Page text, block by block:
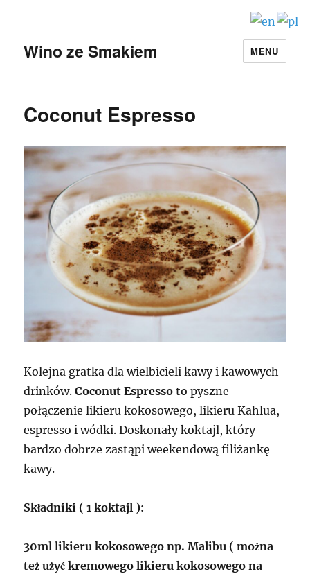
Wino ze Smakiem MENU
Coconut Espresso
Kolejna gratka dla wielbicieli kawy i kawowych
drinków.Coconut Espresso to pyszne
połączenie likieru kokosowego, likieru Kahlua,
espresso i wódki. Doskonały koktajl, który
bardzo dobrze zastąpi weekendową filiżankę
kawy.
Składniki ( 1 koktajl ):
30ml likieru kokosowego np. Malibu ( można
też użyć kremowego likieru kokosowego na